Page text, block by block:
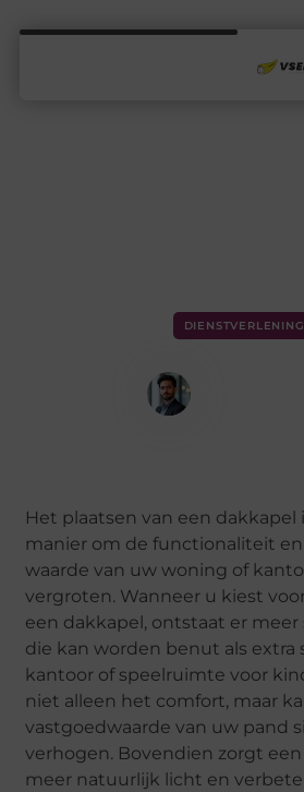
DIENSTVERLENING
Het plaatsen van een
manier om de functionaliteit
waarde van uw woning of
vergroten. Wanneer u kiest
een dakkapel, ontstaat er
die kan worden benut als extra
kantoor of speelruimte voor
niet alleen het comfort, maar
vastgoedwaarde van uw pand
verhogen. Bovendien zorgt
meer natuurlijk licht en